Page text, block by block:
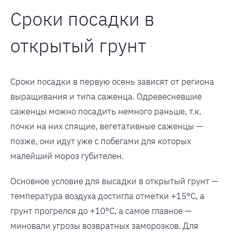
Сроки посадки в
открытый грунт
Сроки посадки в первую осень зависят от региона
выращивания и типа саженца. Одревесневшие
саженцы можно посадить немного раньше, т.к.
почки на них спящие, вегетативные саженцы —
позже, они идут уже с побегами для которых
малейший мороз губителен.
Основное условие для высадки в открытый грунт —
температура воздуха достигла отметки +15°С, а
грунт прогрелся до +10°С, а самое главное —
миновали угрозы возвратных заморозков. Для